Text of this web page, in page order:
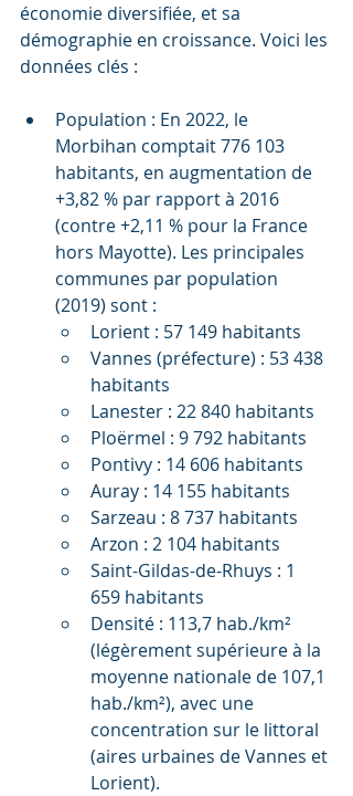
économie diversifiée, et sa
démographie en croissance. Voici les
données clés :
Population : En 2022, le
Morbihan comptait 776 103
habitants, en augmentation de
+3,82 % par rapport à 2016
(contre +2,11 % pour la France
hors Mayotte). Les principales
communes par population
(2019) sont :
Lorient : 57 149 habitants
Vannes (préfecture) : 53 438
habitants
Lanester : 22 840 habitants
Ploërmel : 9 792 habitants
Pontivy : 14 606 habitants
Auray : 14 155 habitants
Sarzeau : 8 737 habitants
Arzon : 2 104 habitants
Saint-Gildas-de-Rhuys : 1
659 habitants
Densité : 113,7 hab./km²
(légèrement supérieure à la
moyenne nationale de 107,1
hab./km²), avec une
concentration sur le littoral
(aires urbaines de Vannes et
Lorient).